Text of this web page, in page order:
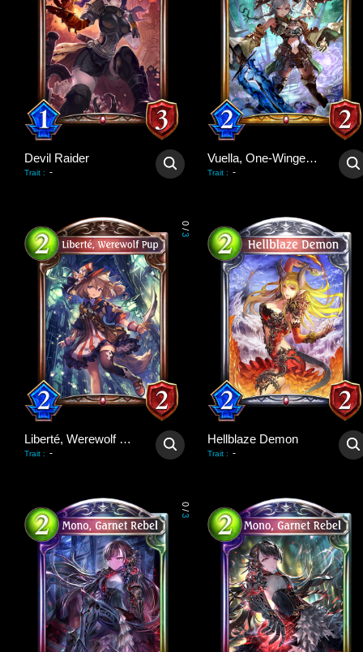
Devil Raider
Trait : -
Vuella, One-Winged Demon
Trait : -
0
/
3
Liberté, Werewolf Pup
Trait : -
Hellblaze Demon
Trait : -
0
/
3